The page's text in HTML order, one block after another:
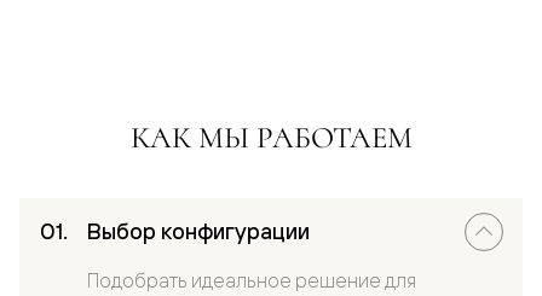
КАК МЫ РАБОТАЕМ
Выбор конфигурации
Подобрать идеальное решение для